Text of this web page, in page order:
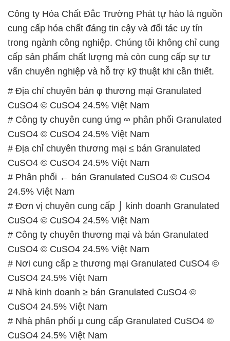
Công ty Hóa Chất Đắc Trường Phát tự hào là nguồn
cung cấp hóa chất đáng tin cậy và đối tác uy tín
trong ngành công nghiệp. Chúng tôi không chỉ cung
cấp sản phẩm chất lượng mà còn cung cấp sự tư
vấn chuyên nghiệp và hỗ trợ kỹ thuật khi cần thiết.
# Địa chỉ chuyên bán φ thương mại Granulated
CuSO4 © CuSO4 24.5% Việt Nam
# Công ty chuyên cung ứng ∞ phân phối Granulated
CuSO4 © CuSO4 24.5% Việt Nam
# Địa chỉ chuyên thương mại ≤ bán Granulated
CuSO4 © CuSO4 24.5% Việt Nam
# Phân phối ← bán Granulated CuSO4 © CuSO4
24.5% Việt Nam
# Đơn vị chuyên cung cấp ⌡ kinh doanh Granulated
CuSO4 © CuSO4 24.5% Việt Nam
# Công ty chuyên thương mại và bán Granulated
CuSO4 © CuSO4 24.5% Việt Nam
# Nơi cung cấp ≥ thương mại Granulated CuSO4 ©
CuSO4 24.5% Việt Nam
# Nhà kinh doanh ≥ bán Granulated CuSO4 ©
CuSO4 24.5% Việt Nam
# Nhà phân phối µ cung cấp Granulated CuSO4 ©
CuSO4 24.5% Việt Nam